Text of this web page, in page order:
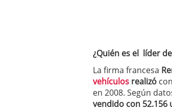
¿Quién es el líder
La firma francesa
vehículos realizó
en 2008. Según
vendido con 52.156